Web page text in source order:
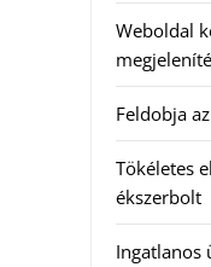
Weboldal
Feldobja
Tökéletes
ékszerbolt
Ingatlanos